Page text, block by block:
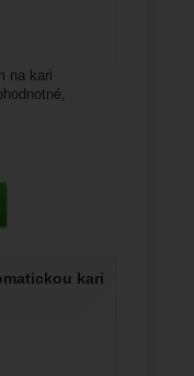
Čočka se špenátem
na kari
kari